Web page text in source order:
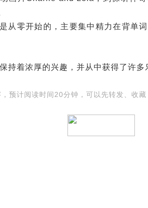
从零开始的，主要集中精力在背单
持着浓厚的兴趣，并从中获得了许多
预计阅读时间20分钟，可以先转发、收藏